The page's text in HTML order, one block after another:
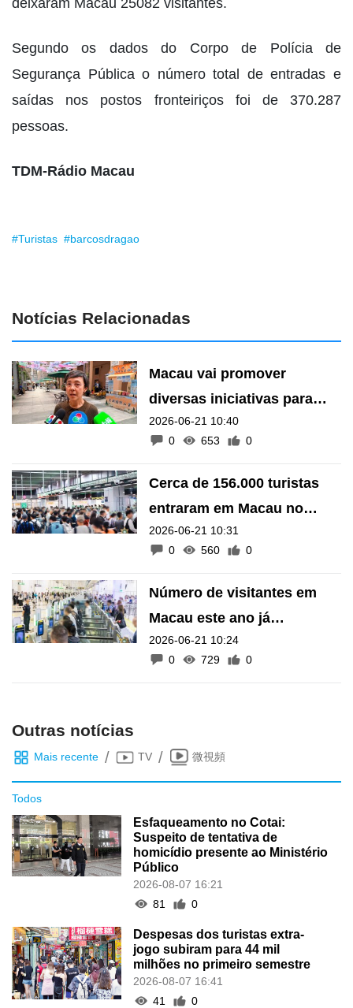
Segundo os dados do Corpo de Polícia de
Segurança Pública o número total de entradas e
saídas nos postos fronteiriços foi de 370.287
pessoas.
TDM-Rádio Macau
#Turistas #barcosdragao
Notícias Relacionadas
Macau vai promover
diversas iniciativas para
atrair mais turistas durante
o verão - Helena de Senna
Fernandes
2026-06-21 10:40
0
653 0
Cerca de 156.000 turistas
entraram em Macau no
segundo dia do feriado do
Barco-Dragão
2026-06-21 10:31
0
560 0
Número de visitantes em
Macau este ano já
ultrapassou os 20 milhões
2026-06-21 10:24
0
729 0
Outras notícias
Mais recente / TV / 微視頻
Todos
Esfaqueamento no Cotai:
Suspeito de tentativa de
homicídio presente ao Ministério
Público
2026-08-07 16:21
81
0
Despesas dos turistas extra-
jogo subiram para 44 mil
milhões no primeiro semestre
2026-08-07 16:41
41
0